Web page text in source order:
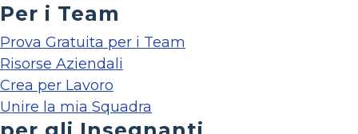
Per i Team
Prova Gratuita per i Team
Risorse Aziendali
Crea per Lavoro
Unire la mia Squadra